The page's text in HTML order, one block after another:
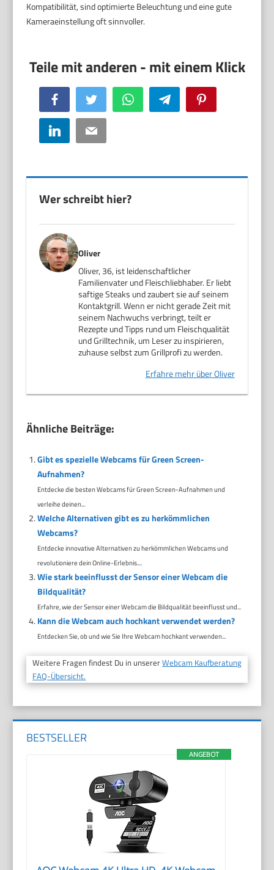
Kompatibilität, sind optimierte Beleuchtung und eine gute
Kameraeinstellung oft sinnvoller.
Facebook Twitter WhatsApp Telegram
LinkedIn Email
Wer schreibt hier?
Oliver
Oliver, 36, ist leidenschaftlicher
Familienvater und Fleischliebhaber. Er liebt
saftige Steaks und zaubert sie auf seinem
Kontaktgrill. Wenn er nicht gerade Zeit mit
seinem Nachwuchs verbringt, teilt er
Rezepte und Tipps rund um Fleischqualität
und Grilltechnik, um Leser zu inspirieren,
zuhause selbst zum Grillprofi zu werden.
Erfahre mehr über Oliver
Ähnliche Beiträge:
Gibt es spezielle Webcams für Green Screen-
Aufnahmen?
Entdecke die besten Webcams für Green Screen-Aufnahmen und
verleihe deinen...
Welche Alternativen gibt es zu herkömmlichen
Webcams?
Entdecke innovative Alternativen zu herkömmlichen Webcams und
revolutioniere dein Online-Erlebnis....
Wie stark beeinflusst der Sensor einer Webcam die
Bildqualität?
Erfahre, wie der Sensor einer Webcam die Bildqualität beeinflusst und...
Kann die Webcam auch hochkant verwendet werden?
Entdecken Sie, ob und wie Sie Ihre Webcam hochkant verwenden...
Weitere Fragen findest Du in unsererWebcam Kaufberatung
FAQ-Übersicht.
BESTSELLER
ANGEBOT